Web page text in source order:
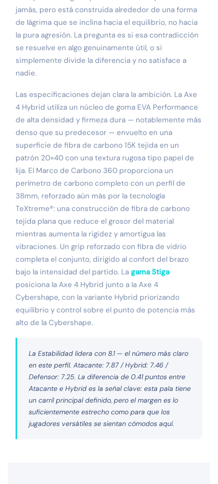
jamás, pero está construida alrededor de una forma
de lágrima que se inclina hacia el equilibrio, no hacia
la pura agresión. La pregunta es si esa contradicción
se resuelve en algo genuinamente útil, o si
simplemente divide la diferencia y no satisface a
nadie.
Las especificaciones dejan clara la ambición. La Axe
4 Hybrid utiliza un núcleo de goma EVA Performance
de alta densidad y firmeza dura — notablemente más
denso que su predecesor — envuelto en una
superficie de fibra de carbono 15K tejida en un
patrón 20×40 con una textura rugosa tipo papel de
lija. El Marco de Carbono 360 proporciona un
perímetro de carbono completo con un perfil de
38mm, reforzado aún más por la tecnología
TeXtreme®: una construcción de fibra de carbono
tejida plana que reduce el grosor del material
mientras aumenta la rigidez y amortigua las
vibraciones. Un grip reforzado con fibra de vidrio
completa el conjunto, dirigido al confort del brazo
bajo la intensidad del partido. La gama Stiga
posiciona la Axe 4 Hybrid junto a la Axe 4
Cybershape, con la variante Hybrid priorizando
equilibrio y control sobre el punto de potencia más
alto de la Cybershape.
La Estabilidad lidera con 8.1 — el número más claro
en este perfil. Atacante: 7.87 / Hybrid: 7.46 /
Defensor: 7.25. La diferencia de 0.41 puntos entre
Atacante e Hybrid es la señal clave: esta pala tiene
un carril principal definido, pero el margen es lo
suficientemente estrecho como para que los
jugadores versátiles se sientan cómodos aquí.